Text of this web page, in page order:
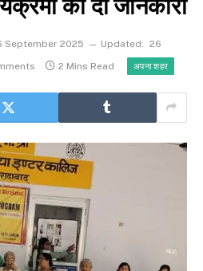
की दी जानकारी
September 2025 Updated: 26
2 Mins Read अपना शहर